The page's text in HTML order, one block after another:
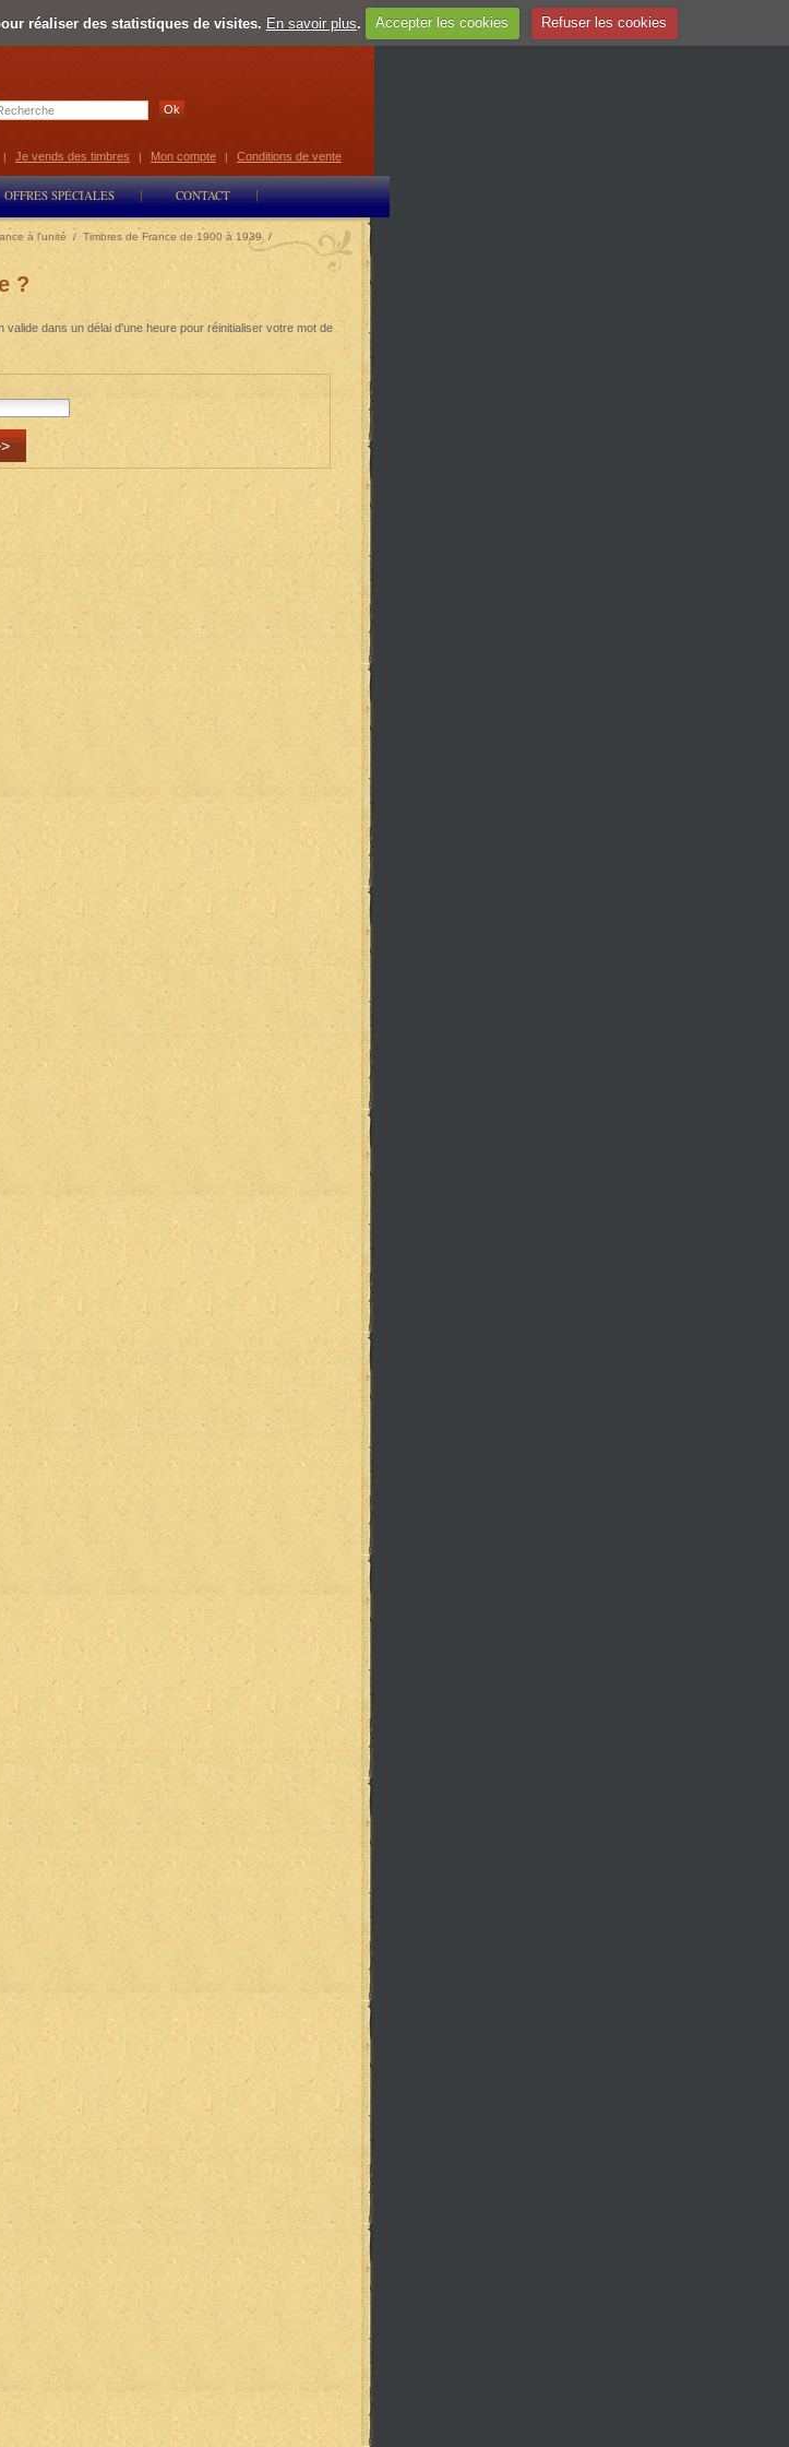
réaliser des statistiques de visites. En savoir plus. Accepter les cookies Refuser les cookies
Select Language ▼
OFFRES SPÉCIALES CONTACT
| Je vends des timbres | Mon compte | Conditions de vente
à l'unité / Timbres de France de 1900 à 1939/
?
dans un délai d'une heure pour réinitialiser votre mot de